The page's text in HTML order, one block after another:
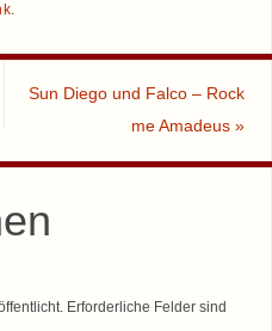
.
Sun Diego und Falco – Rock
me Amadeus»
Erforderliche Felder sind